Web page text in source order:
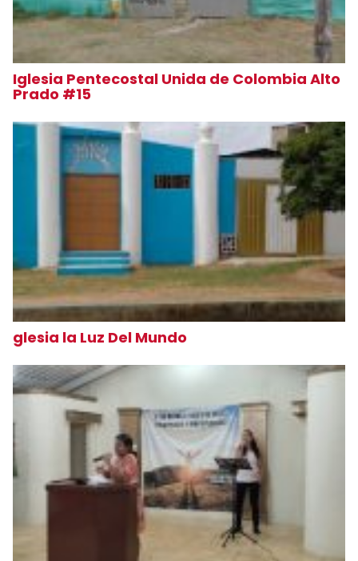
Iglesia Pentecostal Unida de Colombia Alto
Prado #15
glesia la Luz Del Mundo